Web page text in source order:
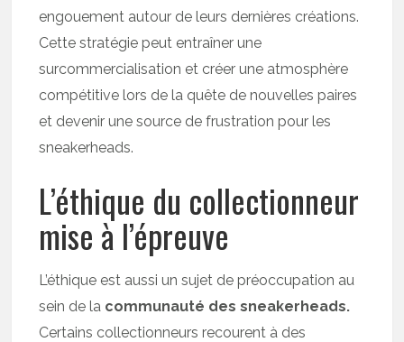
engouement autour de leurs dernières créations.
Cette stratégie peut entraîner une
surcommercialisation et créer une atmosphère
compétitive lors de la quête de nouvelles paires
et devenir une source de frustration pour les
sneakerheads.
L’éthique du collectionneur
mise à l’épreuve
L’éthique est aussi un sujet de préoccupation au
sein de la communauté des sneakerheads.
Certains collectionneurs recourent à des